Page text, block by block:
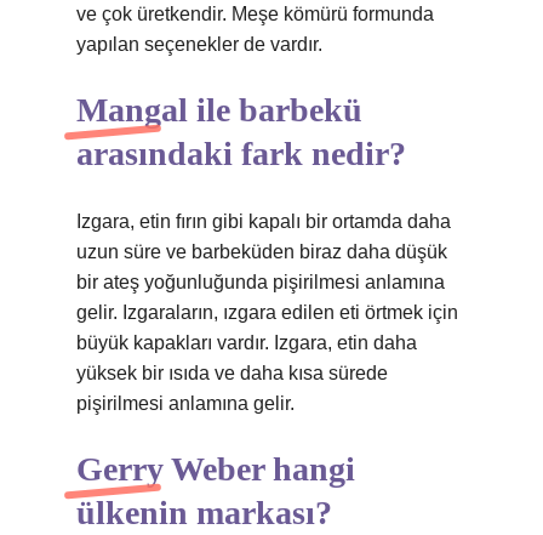
ve çok üretkendir. Meşe kömürü formunda
yapılan seçenekler de vardır.
Mangal ile barbekü
arasındaki fark nedir?
Izgara, etin fırın gibi kapalı bir ortamda daha
uzun süre ve barbeküden biraz daha düşük
bir ateş yoğunluğunda pişirilmesi anlamına
gelir. Izgaraların, ızgara edilen eti örtmek için
büyük kapakları vardır. Izgara, etin daha
yüksek bir ısıda ve daha kısa sürede
pişirilmesi anlamına gelir.
Gerry Weber hangi
ülkenin markası?